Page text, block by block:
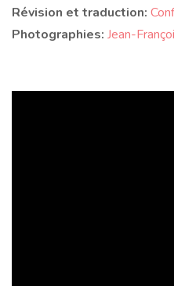
Révision et traduction:
Photographies: Jean-